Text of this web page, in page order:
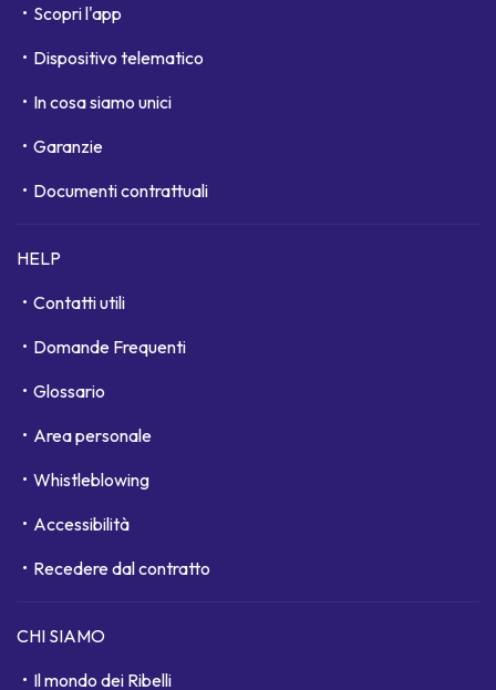
Scopri l'app
Dispositivo telematico
In cosa siamo unici
Garanzie
Documenti contrattuali
HELP
Contatti utili
Domande Frequenti
Glossario
Area personale
Whistleblowing
Accessibilità
Recedere dal contratto
CHI SIAMO
Il mondo dei Ribelli